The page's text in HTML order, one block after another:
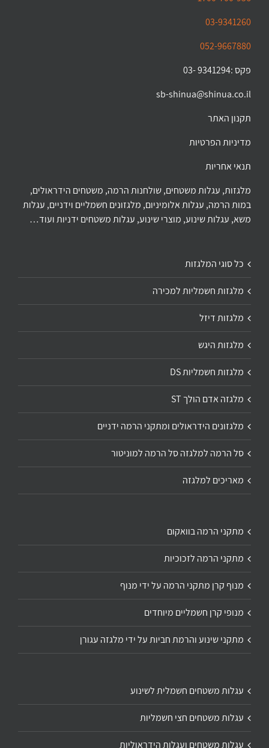
03-9341260
052-9667880
פקס :9341294 -03
sb-shinua@shinua.co.il
תקנון האתר
מדיניות הפרטיות
תנאי אחריות
מלגזות, עגלות משטחים, שולחנות הרמה, משטחים הידראולים,
במות הרמה, עגלות אלומיניום, מלגזונים חשמליים וידניים, עגלות
משא, עגלות שינוע, מוצרי שינוע, עגלות משטחים ידניות ועוד…
כל סוגי המלגזות
מלגזות חשמליות למכירה
מלגזות דיזל
מלגזות היגש
מלגזות חשמליות DS
מלגזה אדם הולך ST
מלגזונים הידראולים ומתקני הרמה ידניים
סל הרמה למלגזה סל הרמה למוניטור
מאריכים למלגזה
מתקני הרמה בוואקום
מתקני הרמה לזכוכיות
מנוף קרן מתקני הרמה על ידי מנוף
מנופי קרן חשמליים מיוחדים
מתקני שינוע והרמת חביות על ידי מלגזה עגורן
עגלות משטחים חשמלית לשינוע
עגלות משטחים חצי חשמליות
עגלות משטחים ועגלות הידראוליות